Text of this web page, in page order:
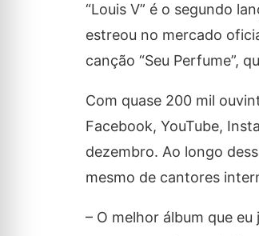
“Louis V” é o segundo
estreou no mercado
canção “Seu Perfume”,
Com quase 200 mil
Facebook, YouTube,
dezembro. Ao longo
mesmo de cantores
– O melhor álbum que